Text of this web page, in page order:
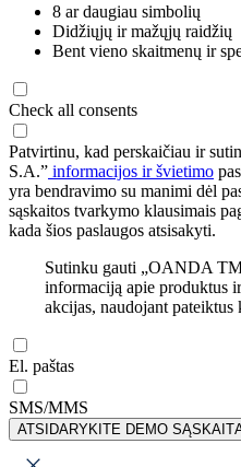
8 ar daugiau simbolių
Didžiųjų ir mažųjų raidžių
Bent vieno skaitmenų ir
Check all consents
Patvirtinu, kad perskaičiau ir
S.A.” informacijos ir švietimo
yra bendravimo su manimi dėl
sąskaitos tvarkymo klausimais
kada šios paslaugos atsisakyti.
Sutinku gauti „OANDA
informaciją apie produktus
akcijas, naudojant
El. paštas
SMS/MMS
ATSIDARYKITE DEMO